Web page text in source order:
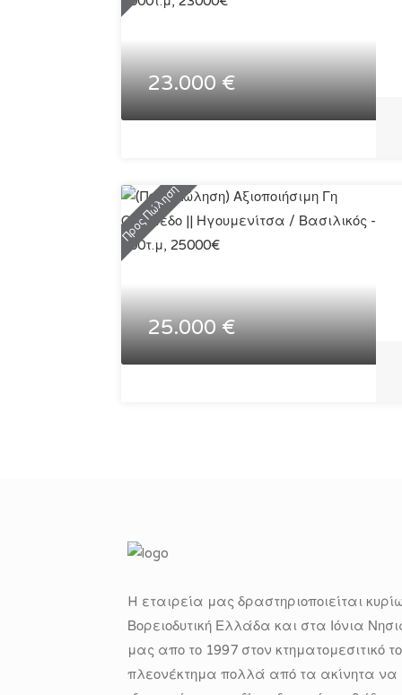
23.000 €
Προς Πώληση
25.000 €
H εταιρεία μας δραστηριοποιείται
Βορειοδυτική Ελλάδα και στα Ιόνια
μας απο το 1997 στον κτηματομεσιτικό
πλεονέκτημα πολλά από τα ακίνητα να